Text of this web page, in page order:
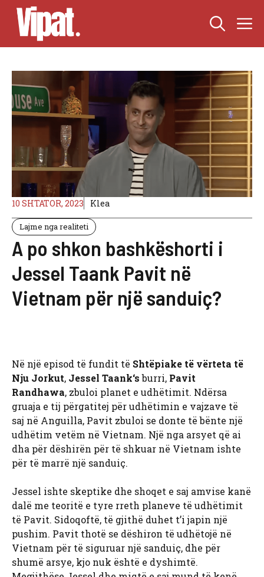
Skip
content
10 SHTATOR, 2023 Klea
Lajme nga realiteti
A po shkon bashkëshorti i
Jessel Taank Pavit në
Vietnam për një sanduiç?
Në një episod të fundit të Shtëpiake të vërteta të
Nju Jorkut, Jessel Taank‘sburri, Pavit
Randhawa, zbuloi planet e udhëtimit. Ndërsa
gruaja e tij përgatitej për udhëtimin e vajzave të
saj në Anguilla, Pavit zbuloi se donte të bënte një
udhëtim vetëm në Vietnam. Një nga arsyet që ai
dha për dëshirën për të shkuar në Vietnam ishte
për të marrë një sanduiç.
Jessel ishte skeptike dhe shoqet e saj amvise kanë
dalë me teoritë e tyre rreth planeve të udhëtimit
të Pavit. Sidoqoftë, të gjithë duhet t’i japin një
pushim. Pavit thotë se dëshiron të udhëtojë në
Vietnam për të siguruar një sanduiç, dhe për
shumë arsye, kjo nuk është e dyshimtë.